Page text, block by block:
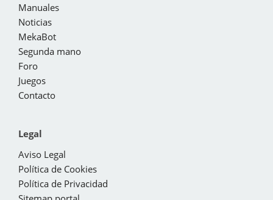
Manuales
Noticias
MekaBot
Segunda mano
Foro
Juegos
Contacto
Legal
Aviso Legal
Política de Cookies
Política de Privacidad